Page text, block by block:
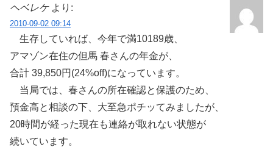
ヘベレケ より:
2010-09-02 09:14
生存していれば、今年で満10189歳、
アマゾン在住の但馬 春さんの年金が、
合計 39,850円(24%off)になっています。
当局では、春さんの所在確認と保護のため、
預金高と相談の下、大至急ポチッてみましたが、
20時間が経った現在も連絡が取れない状態が
続いています。